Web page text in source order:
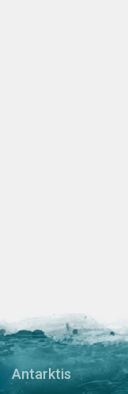
Antarktis